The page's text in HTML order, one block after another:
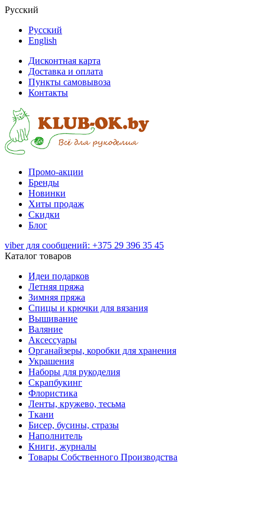
Русский
Русский
English
Дисконтная карта
Доставка и оплата
Пункты самовывоза
Контакты
Промо-акции
Бренды
Новинки
Хиты продаж
Скидки
Блог
viber для сообщений: +375 29 396 35 45
Каталог товаров
Идеи подарков
Летняя пряжа
Зимняя пряжа
Спицы и крючки для вязания
Вышивание
Валяние
Аксессуары
Органайзеры, коробки для хранения
Украшения
Наборы для рукоделия
Скрапбукинг
Флористика
Ленты, кружево, тесьма
Ткани
Бисер, бусины, стразы
Наполнитель
Книги, журналы
Товары Собственного Производства